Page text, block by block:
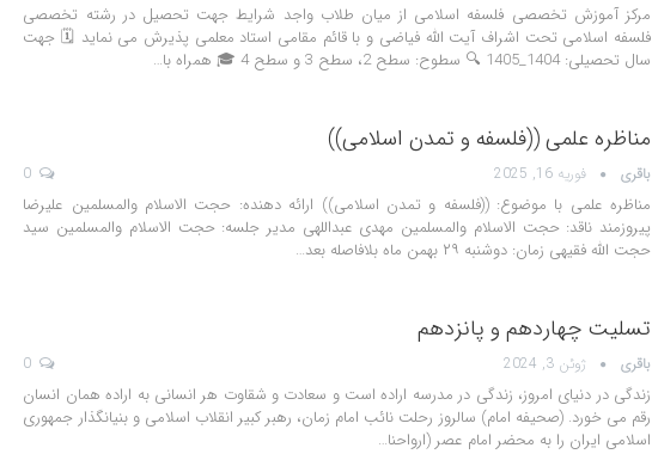
مرکز آموزش تخصصی فلسفه اسلامی از میان طلاب واجد شرایط جهت تحصیل در رشته تخصصی
فلسفه اسلامی تحت اشراف آیت الله فیاضی و با قائم مقامی استاد معلمی پذیرش می نماید 🗓 جهت
سال تحصیلی: 1404_1405 🔍 سطوح: سطح 2، سطح 3 و سطح 4 🎓 همراه با…
مناظره علمی ((فلسفه و تمدن اسلامی))
باقری فوریه 16, 2025
مناظره علمی با موضوع: ((فلسفه و تمدن اسلامی)) ارائه دهنده: حجت الاسلام والمسلمین علیرضا
پیروزمند ناقد: حجت الاسلام والمسلمین مهدی عبداللهی مدیر جلسه: حجت الاسلام والمسلمین سید
حجت الله فقیهی زمان: دوشنبه ۲۹ بهمن ماه بلافاصله بعد…
تسلیت چهاردهم و پانزدهم
باقری ژوئن 3, 2024
زندگی در دنیای امروز، زندگی در مدرسه اراده است و سعادت و شقاوت هر انسانی به اراده همان انسان
رقم می خورد. (صحیفه امام) سالروز رحلت نائب امام زمان، رهبر کبیر انقلاب اسلامی و بنیانگذار جمهوری
اسلامی ایران را به محضر امام عصر (ارواحنا…